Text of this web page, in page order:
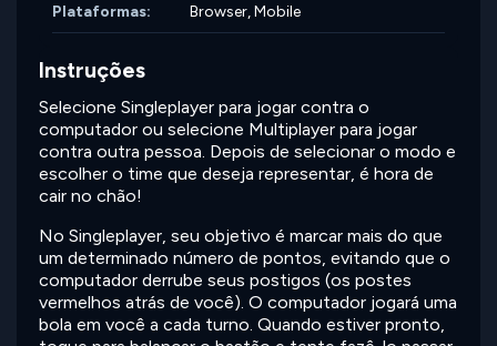
Plataformas:
Browser, Mobile
Instruções
Selecione Singleplayer para jogar contra o
computador ou selecione Multiplayer para jogar
contra outra pessoa. Depois de selecionar o modo e
escolher o time que deseja representar, é hora de
cair no chão!
No Singleplayer, seu objetivo é marcar mais do que
um determinado número de pontos, evitando que o
computador derrube seus postigos (os postes
vermelhos atrás de você). O computador jogará uma
bola em você a cada turno. Quando estiver pronto,